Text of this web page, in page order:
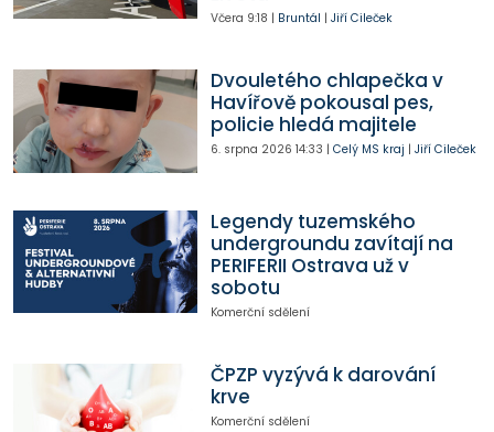
Včera 9:18 | Bruntál | Jiří Cileček
Dvouletého chlapečka v
Havířově pokousal pes,
policie hledá majitele
6. srpna 2026 14:33 | Celý MS kraj | Jiří Cileček
Legendy tuzemského
undergroundu zavítají na
PERIFERII Ostrava už v
sobotu
Komerční sdělení
ČPZP vyzývá k darování
krve
Komerční sdělení